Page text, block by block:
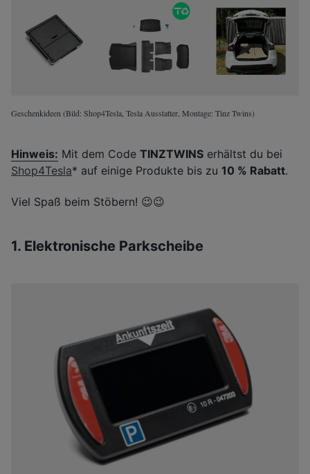
Geschenkideen (Bild: Shop4Tesla, Tesla Ausstatter, Montage: Tinz Twins)
Hinweis: Mit dem Code TINZTWINS erhältst du bei
Shop4Tesla* auf einige Produkte bis zu 10 % Rabatt.
Viel Spaß beim Stöbern! 😉😉
1. Elektronische Parkscheibe